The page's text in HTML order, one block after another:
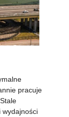
pracuje
wydajności